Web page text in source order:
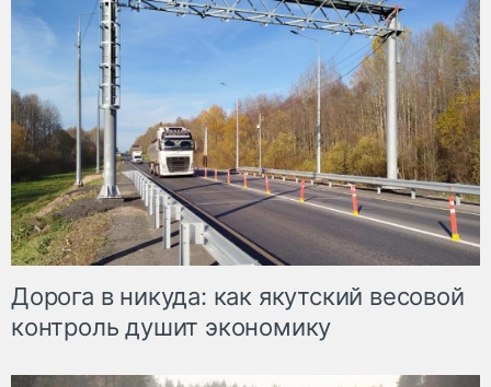
Дорога в никуда: как якутский весовой
контроль душит экономику